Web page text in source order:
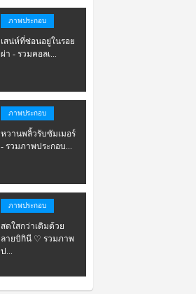
ภาพประกอบ
เสน่ห์ที่ซ่อนอยู่ในรอย
ผ่า - รวมคอลเ...
ภาพประกอบ
หวานพลิ้วรับซัมเมอร์
- รวมภาพประกอบ...
ภาพประกอบ
สดใสกว่าเดิมด้วย
ลายบิกินี ♡ รวมภาพ
ป...